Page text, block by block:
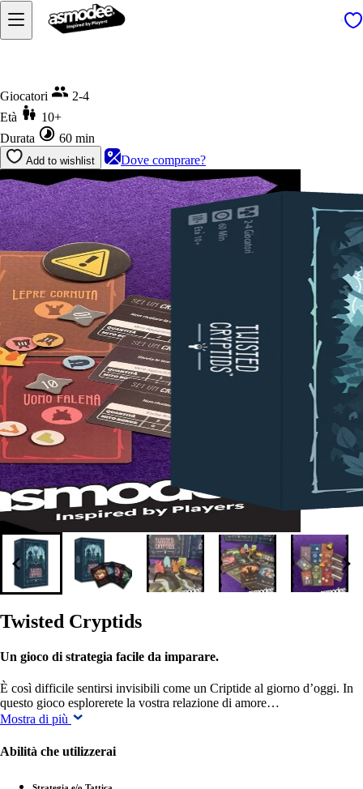
Giocatori
2-4
Età
10+
Durata
60 min
Add to wishlist Dove comprare?
Twisted Cryptids
Un gioco di strategia facile da imparare.
È così difficile sentirsi invisibili come un Criptide al giorno d’oggi. In
questo gioco esplorerete la vostra relazione di amore…
Mostra di più
Abilità che utilizzerai